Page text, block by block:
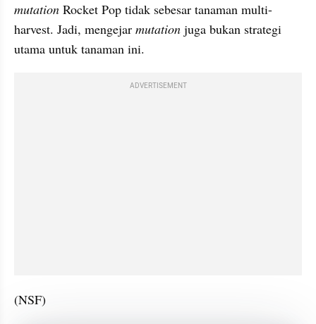
mutation Rocket Pop tidak sebesar tanaman multi-
harvest. Jadi, mengejar mutation juga bukan strategi
utama untuk tanaman ini.
ADVERTISEMENT
(NSF)